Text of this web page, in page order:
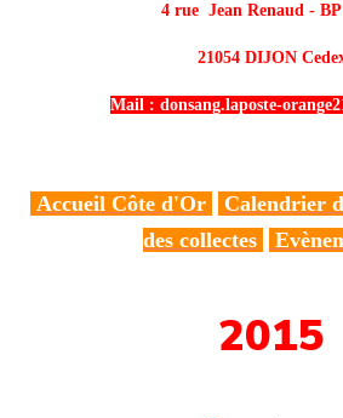
4 rue  Jean Renaud - BP
21054 DIJON
Mail : donsang.laposte-
Accueil Côte d'Or Calendrier
des collectes
2015